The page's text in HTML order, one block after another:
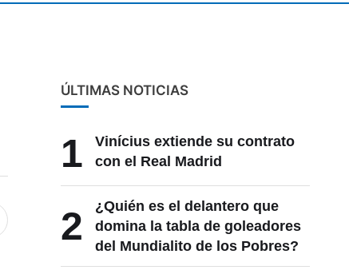
ÚLTIMAS NOTICIAS
1
Vinícius extiende su contrato
con el Real Madrid
2
¿Quién es el delantero que
domina la tabla de goleadores
del Mundialito de los Pobres?